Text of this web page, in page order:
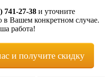
741-27-38 и уточните
в Вашем конкретном случае.
работа!
и получите скидку